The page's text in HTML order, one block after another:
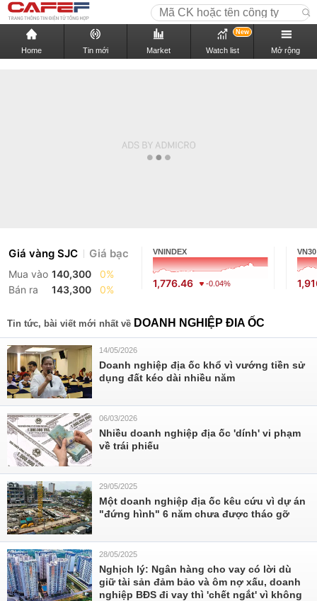
Home Tin mới Market Watch list
New
Mở rộng
Giá vàng SJC Giá bạc
Mua vào 140,300
0%
Bán ra
143,300 0%
VNINDEX
1,776.46 -0.04%
VN30
Tin tức, bài viết mới nhất về DOANH NGHIỆP ĐIA ỐC
14/05/2026
Doanh nghiệp địa ốc khổ vì vướng tiền sử
dụng đất kéo dài nhiều năm
06/03/2026
Nhiều doanh nghiệp địa ốc 'dính' vi phạm
về trái phiếu
29/05/2025
Một doanh nghiệp địa ốc kêu cứu vì dự án
"đứng hình" 6 năm chưa được tháo gỡ
28/05/2025
Nghịch lý: Ngân hàng cho vay có lời dù
giữ tài sản đảm bảo và ôm nợ xấu, doanh
nghiệp BĐS đi vay thì 'chết ngắt' vì không